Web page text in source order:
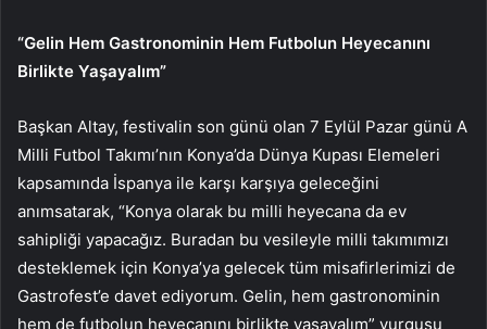
“Gelin Hem Gastronominin Hem Futbolun Heyecanını
Birlikte Yaşayalım”
Başkan Altay, festivalin son günü olan 7 Eylül Pazar günü A
Milli Futbol Takımı’nın Konya’da Dünya Kupası Elemeleri
kapsamında İspanya ile karşı karşıya geleceğini
anımsatarak, “Konya olarak bu milli heyecana da ev
sahipliği yapacağız. Buradan bu vesileyle milli takımımızı
desteklemek için Konya’ya gelecek tüm misafirlerimizi de
Gastrofest’e davet ediyorum. Gelin, hem gastronominin
hem de futbolun heyecanını birlikte yaşayalım” vurgusu